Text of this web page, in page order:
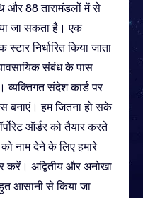
और 88 तारामंडलों में से
जा सकता है। एक
निर्धारित किया जाता
संबंध के पास
व्यक्तिगत संदेश कार्ड पर
बनाएं। हम जितना हो सके
ऑर्डर को तैयार करते
नाम देने के लिए हमारे
करें। अद्वितीय और अनोखा
आसानी से किया जा